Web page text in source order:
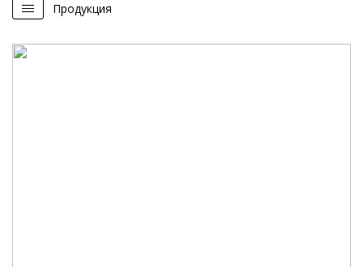
Продукция